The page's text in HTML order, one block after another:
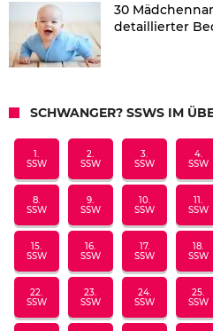
30
detaillierter
SCHWANGER? SSWS IM
1.
SSW
2.
SSW
3.
SSW
4.
SSW
8.
SSW
9.
SSW
10.
SSW
11.
SSW
15.
SSW
16.
SSW
17.
SSW
18.
SSW
22.
SSW
23.
SSW
24.
SSW
25.
SSW